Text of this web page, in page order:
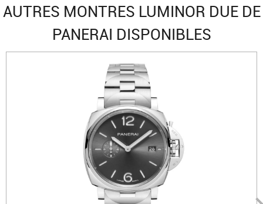
AUTRES MONTRES LUMINOR DUE DE
PANERAI DISPONIBLES